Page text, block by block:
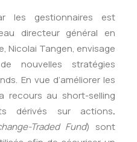
les gestionnaires est
directeur général en
Nicolai Tangen, envisage
nouvelles stratégies
En vue d’améliorer les
recours au short-selling
dérivés sur actions.
Traded Fund) sont